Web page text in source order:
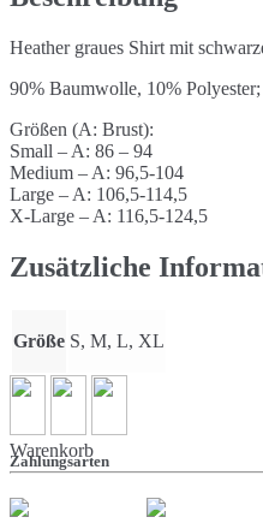
Heather graues Shirt mit
90% Baumwolle, 10% Polyester;
Größen (A: Brust):
Small – A: 86 – 94
Medium – A: 96,5-104
Large – A: 106,5-114,5
X-Large – A: 116,5-124,5
Zusätzliche
Größe S, M, L, XL
Warenkorb
Zahlungsarten